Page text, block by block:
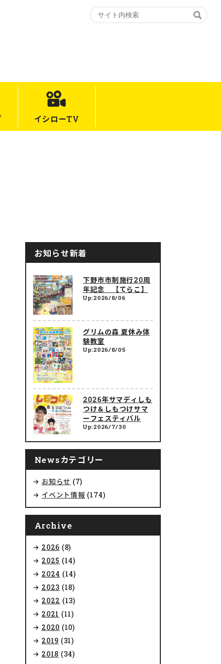
イシローTV
お知らせ新着
下野市市制施行20周
年記念 【てらこ】
Up:2026/8/06
グリムの森 夏休み体
験教室
Up:2026/8/05
2026年サマディしも
つけ＆しもつけサマ
ーフェスティバル
Up:2026/7/30
Newsカテゴリー
お知らせ (7)
イベント情報 (174)
Archive
2026 (8)
2025 (14)
2024 (14)
2023 (18)
2022 (13)
2021 (11)
2020 (10)
2019 (31)
2018 (34)